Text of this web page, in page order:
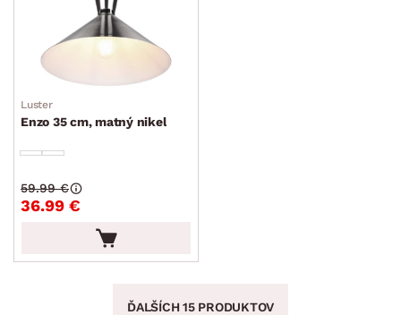
Luster
Enzo 35 cm, matný nikel
36.99 €
59.99 €
ĎALŠÍCH 15 PRODUKTOV